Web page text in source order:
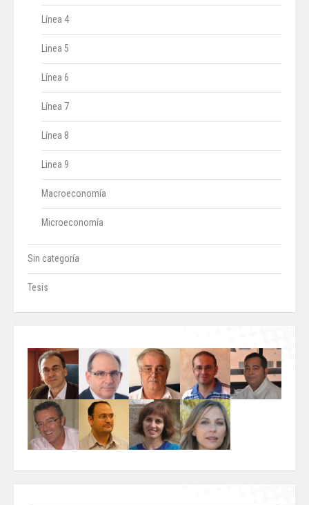
Línea 4
Linea 5
Línea 6
Línea 7
Línea 8
Linea 9
Macroeconomía
Microeconomía
Sin categoría
Tesis